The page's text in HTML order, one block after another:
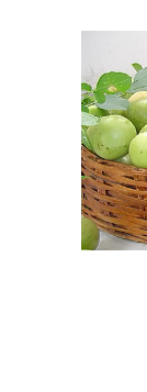
moda
antiga.